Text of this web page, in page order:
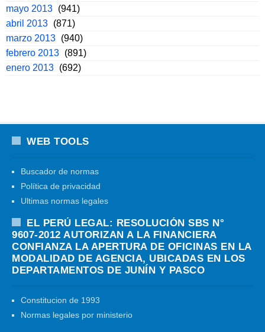
mayo 2013 (941)
abril 2013 (871)
marzo 2013 (940)
febrero 2013 (891)
enero 2013 (692)
WEB TOOLS
Buscador de normas
Política de privacidad
Ultimas normas legales
EL PERÚ LEGAL: RESOLUCIÓN SBS N°
9607-2012 AUTORIZAN A LA FINANCIERA
CONFIANZA LA APERTURA DE OFICINAS EN LA
MODALIDAD DE AGENCIA, UBICADAS EN LOS
DEPARTAMENTOS DE JUNÍN Y PASCO
Constitucion de 1993
Normas legales por ministerio